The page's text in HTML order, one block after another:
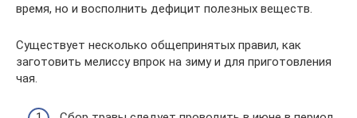
время, но и восполнить дефицит полезных веществ.
Существует несколько общепринятых правил, как
заготовить мелиссу впрок на зиму и для приготовления
чая.